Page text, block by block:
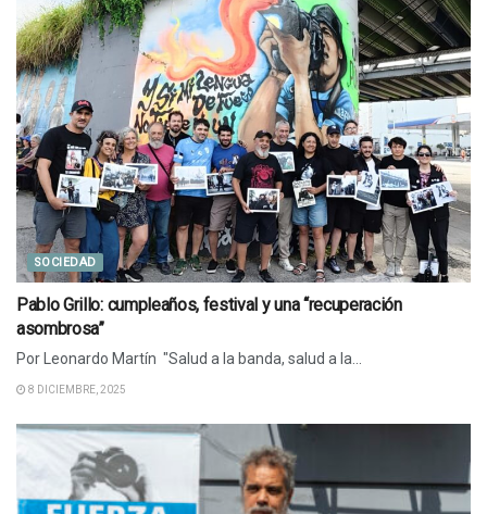
SOCIEDAD
Pablo Grillo: cumpleaños, festival y una “recuperación
asombrosa”
Por Leonardo Martín "Salud a la banda, salud a la...
8 DICIEMBRE, 2025